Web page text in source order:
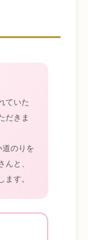
ていた
だきま
道のりを
と、
す。